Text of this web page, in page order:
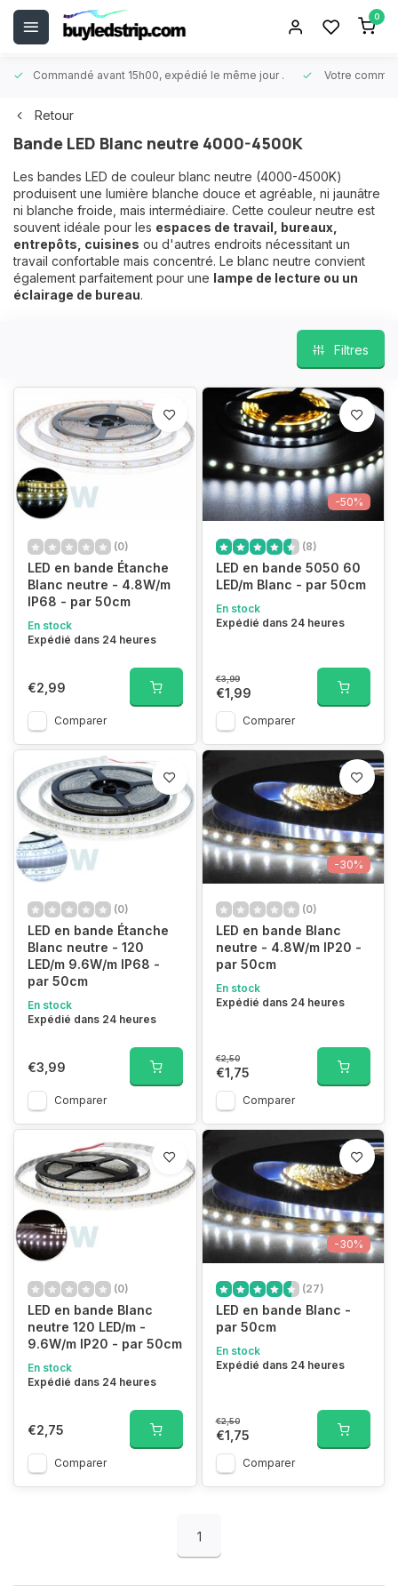
0
Commandé avant 15h00, expédié le même jour . Votre
Retour
Bande LED Blanc neutre 4000-4500K
Les bandes LED de couleur blanc neutre (4000-4500K)
produisent une lumière blanche douce et agréable, ni jaunâtre
ni blanche froide, mais intermédiaire. Cette couleur neutre est
souvent idéale pour les espaces de travail, bureaux,
entrepôts, cuisines ou d'autres endroits nécessitant un
travail confortable mais concentré. Le blanc neutre convient
également parfaitement pour une lampe de lecture ou un
éclairage de bureau.
Filtres
(0)
LED en bande Étanche
Blanc neutre - 4.8W/m
IP68 - par 50cm
En stock
Expédié dans 24 heures
€2,99
Comparer
-50%
(8)
LED en bande 5050 60
LED/m Blanc - par 50cm
En stock
Expédié dans 24 heures
€3,99
€1,99
Comparer
(0)
LED en bande Étanche
Blanc neutre - 120
LED/m 9.6W/m IP68 -
par 50cm
En stock
Expédié dans 24 heures
€3,99
Comparer
-30%
(0)
LED en bande Blanc
neutre - 4.8W/m IP20 -
par 50cm
En stock
Expédié dans 24 heures
€2,50
€1,75
Comparer
(0)
LED en bande Blanc
neutre 120 LED/m -
9.6W/m IP20 - par 50cm
En stock
Expédié dans 24 heures
€2,75
Comparer
-30%
(27)
LED en bande Blanc -
par 50cm
En stock
Expédié dans 24 heures
€2,50
€1,75
Comparer
1